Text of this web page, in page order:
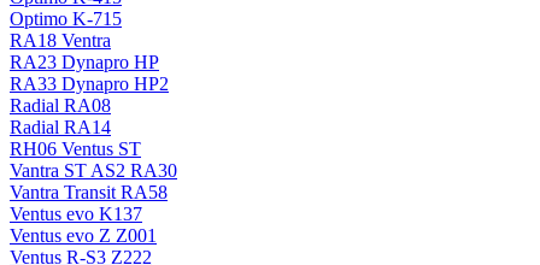
Optimo K-715
RA18 Ventra
RA23 Dynapro HP
RA33 Dynapro HP2
Radial RA08
Radial RA14
RH06 Ventus ST
Vantra ST AS2 RA30
Vantra Transit RA58
Ventus evo K137
Ventus evo Z Z001
Ventus R-S3 Z222